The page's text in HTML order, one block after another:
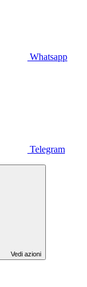
Whatsapp
Telegram
Vedi azioni